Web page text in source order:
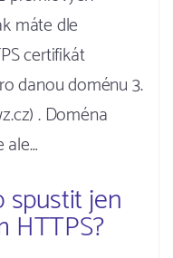
máte dle
certifikát
danou doménu 3.
. Doména
ale…
spustit jen
HTTPS?